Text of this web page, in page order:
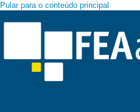
Pular para o conteúdo principal